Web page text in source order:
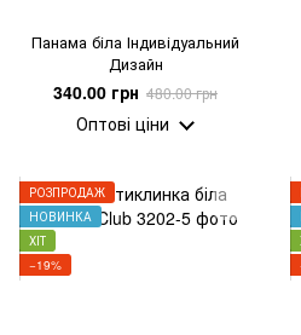
Панама біла Індивідуальний
Дизайн
340.00 грн 480.00 грн
Оптові ціни
РОЗПРОДАЖ
НОВИНКА
ХІТ
−19%